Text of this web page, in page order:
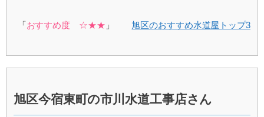
「おすすめ度 ☆★★ 」 旭区のおすすめ水道屋トップ3
旭区今宿東町の市川水道工事店さん